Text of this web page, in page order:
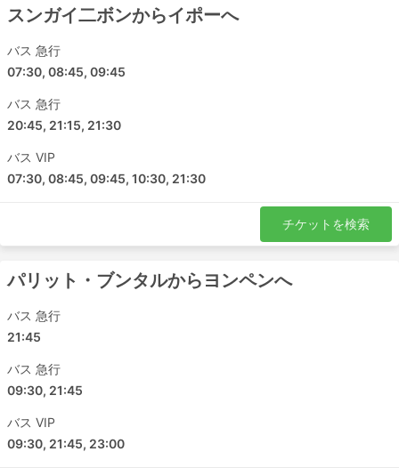
ジョホールバル - スンガイ・ペタニ
セランゴール - パリット・ブンタル
ジョホールバル - ブラックウッドヒル
スンガイ二ボン - アイヤー・ヒタム
ジョホール - ブラックウッドヒル
バターワース - ムアール
クアラルンプール - ジトラ
バス旅行の醍醐味は、プライバシーや快適さなど、お客様
のご要望に合わせたオーダーメイドの旅ができることで
す。バスのクラスやタイプは、旅行者のさまざまなニーズ
に対応しています。最も安価な旅行は、通常、標準クラス
のバスで提供されています。ローカル、エクスプレス、レ
ギュラーと呼ばれることもあります。これらは短い旅行に
スンガイ二ボンからイポーへ
バス 急行
07:30, 08:45, 09:45
バス 急行
20:45, 21:15, 21:30
バス VIP
07:30, 08:45, 09:45, 10:30, 21:30
チケットを検索
パリット・ブンタルからヨンペンへ
バス 急行
21:45
バス 急行
09:30, 21:45
バス VIP
09:30, 21:45, 23:00